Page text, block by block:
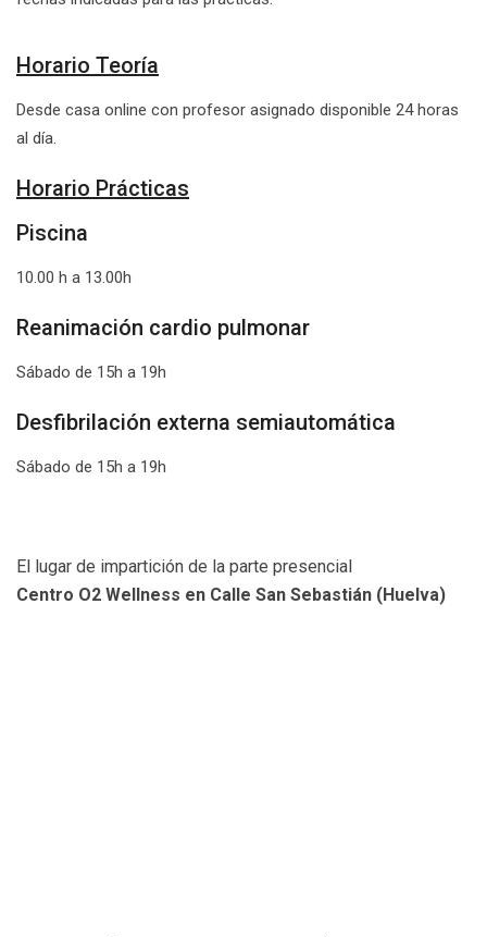
Horario Teoría
Desde casa online con profesor asignado disponible 24 horas
al día.
Horario Prácticas
Piscina
10.00 h a 13.00h
Reanimación cardio pulmonar
Sábado de 15h a 19h
Desfibrilación externa semiautomática
Sábado de 15h a 19h
El lugar de impartición de la parte presencial
Centro O2 Wellness en Calle San Sebastián (Huelva)